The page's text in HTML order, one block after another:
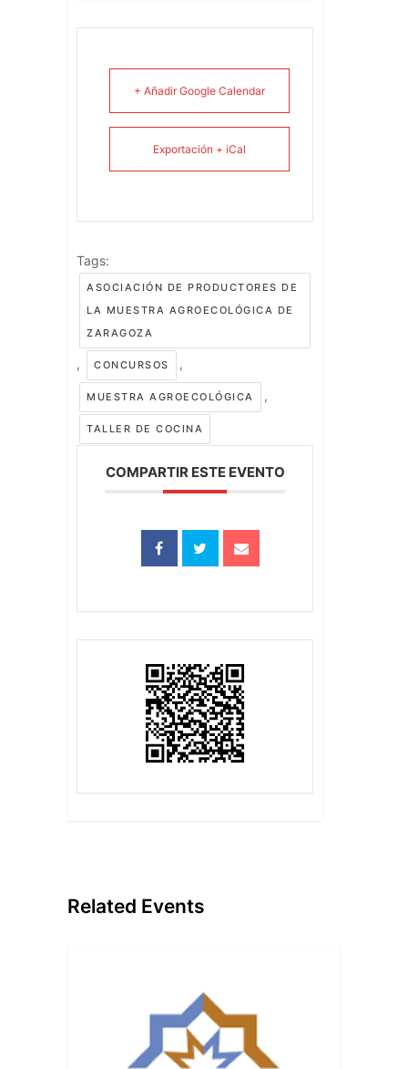
+ Añadir Google Calendar
Exportación + iCal
Tags:
ASOCIACIÓN DE PRODUCTORES DE
LA MUESTRA AGROECOLÓGICA DE
ZARAGOZA
, CONCURSOS ,
MUESTRA AGROECOLÓGICA ,
TALLER DE COCINA
COMPARTIR ESTE EVENTO
Related Events